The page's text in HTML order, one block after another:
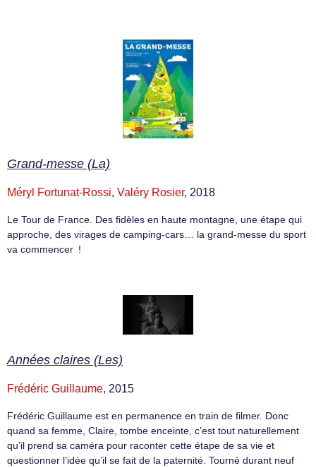
Grand-messe (La)
Méryl Fortunat-Rossi, Valéry Rosier, 2018
Le Tour de France. Des fidèles en haute montagne, une étape qui
approche, des virages de camping-cars… la grand-messe du sport
va commencer !
Années claires (Les)
Frédéric Guillaume, 2015
Frédéric Guillaume est en permanence en train de filmer. Donc
quand sa femme, Claire, tombe enceinte, c’est tout naturellement
qu’il prend sa caméra pour raconter cette étape de sa vie et
questionner l’idée qu’il se fait de la paternité. Tourné durant neuf